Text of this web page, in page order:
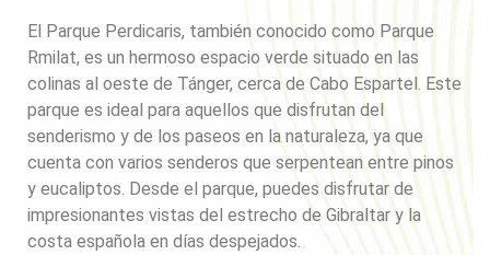
El Parque Perdicaris, también conocido como Parque
Rmilat, es un hermoso espacio verde situado en las
colinas al oeste de Tánger, cerca de Cabo Espartel. Este
parque es ideal para aquellos que disfrutan del
senderismo y de los paseos en la naturaleza, ya que
cuenta con varios senderos que serpentean entre pinos
y eucaliptos. Desde el parque, puedes disfrutar de
impresionantes vistas del estrecho de Gibraltar y la
costa española en días despejados.